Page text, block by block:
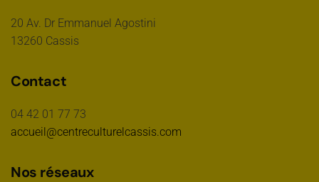
20 Av. Dr Emmanuel Agostini
13260 Cassis
Contact
04 42 01 77 73
accueil@centreculturelcassis.com
Nos réseaux